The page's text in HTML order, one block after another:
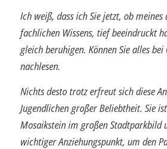
Ich weiß, dass ich Sie jetzt, ob meines
fachlichen Wissens, tief beeindruckt
gleich beruhigen. Können Sie alles bei
nachlesen.
Nichts desto trotz erfreut sich diese
Jugendlichen großer Beliebt­heit. Sie
Mosaikstein im großen Stadtparkbild
wichtiger Anziehungspunkt, um den